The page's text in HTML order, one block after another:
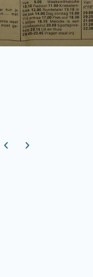
Previous carousel slide
Next carousel slide